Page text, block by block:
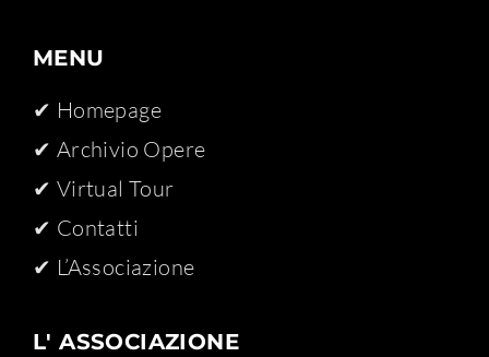
MENU
✔ Homepage
✔ Archivio Opere​
✔ Virtual Tour
✔ Contatti
✔ L’Associazione
L' ASSOCIAZIONE